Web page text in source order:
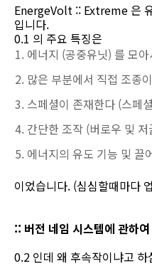
EnergeVolt :: Extreme 은
입니다.
0.1 의 주요 특징은
에너지 (공중유닛) 를 모
많은 부분에서 직접 조종
스페셜이 존재한다 (스페
간단한 조작 (버로우 및
에너지의 유도 기능 및 끌
이었습니다. (심심할때마다
:: 버전 네임 시스템에 관하
0.2 인데 왜 후속작이냐고